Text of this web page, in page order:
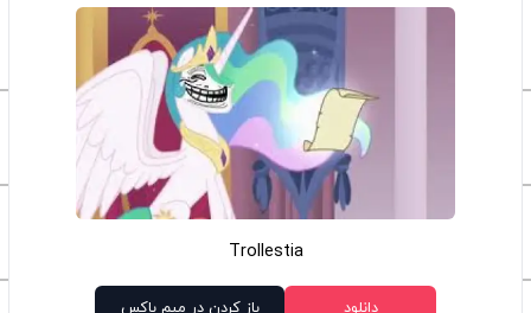
Trollestia
دانلود باز کردن در میم باکس